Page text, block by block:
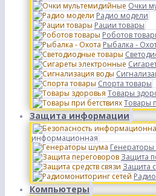
Очки
Радио модели
Рации товары
Роботов
Рыбалка -
Спорта товары
Товары
Товары
Защита информации
информационная
Защита
Защита
Компьютеры